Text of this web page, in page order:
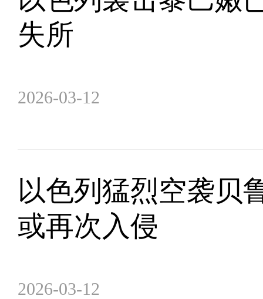
失所
2026-03-12
以色列猛烈空袭贝
或再次入侵
2026-03-12